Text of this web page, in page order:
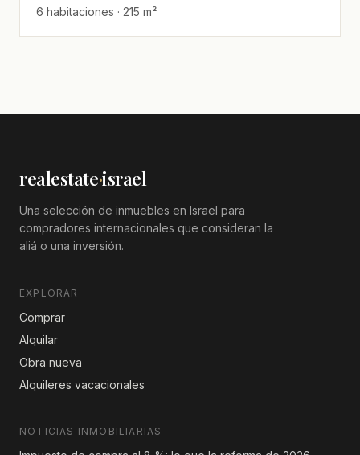
6 habitaciones · 215 m²
realestate·israel
Una selección de inmuebles en Israel para
compradores internacionales que consideran la
aliá o una inversión.
EXPLORAR
Comprar
Alquilar
Obra nueva
Alquileres vacacionales
NOTICIAS INMOBILIARIAS